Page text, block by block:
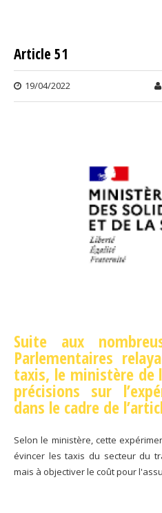
Article 51
19/04/2022
Suite aux
Parlementaires
taxis, le ministère de
précisions sur
dans le cadre de
Selon le ministère, cette
évincer les taxis du secteur du
mais à objectiver le coût pour